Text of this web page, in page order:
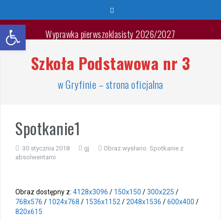
treści
Wyprawka pierwszoklasisty 2026/2027
🐳🐚Wspaniałych Wakacji🐬🐙
List Minister Edukacji na zakończenie roku szkolnego
2025/2026
Zakończenie roku – przydział gabinetów
Szkoła Podstawowa nr 3
w Gryfinie – strona oficjalna
Spotkanie1
30 stycznia 2018 gj Obraz wysłano: Spotkanie z
absolwentami
Obraz dostępny z: 4128x3096 / 150x150 /300x225 /
768x576 / 1024x768 / 1536x1152 /2048x1536 /600x400 /
820x615
Otwórz pasek narzędzi